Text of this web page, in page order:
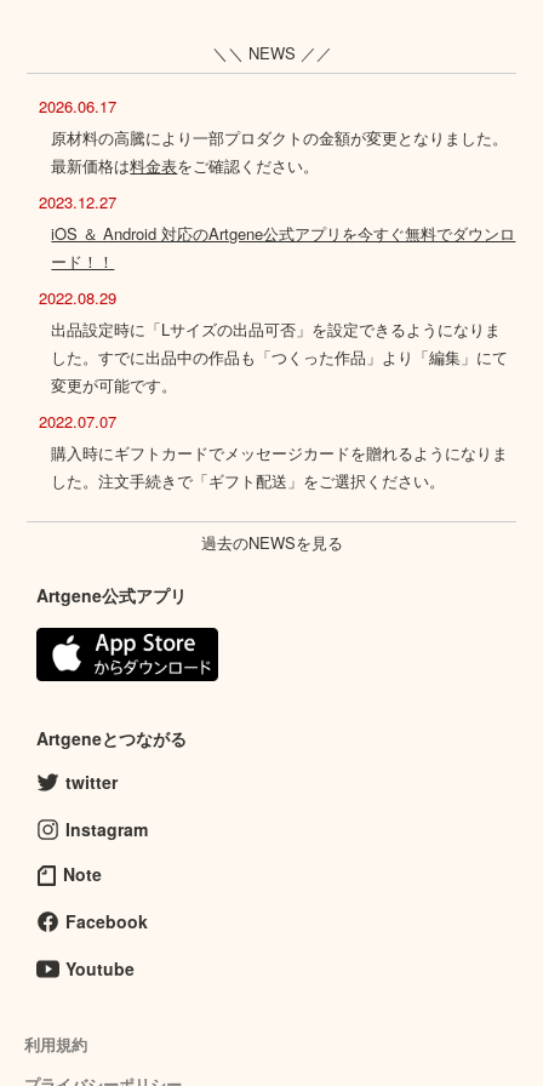
＼＼ NEWS ／／
2026.06.17
原材料の高騰により一部プロダクトの金額が変更となりました。
最新価格は料金表をご確認ください。
2023.12.27
iOS ＆ Android 対応のArtgene公式アプリを今すぐ無料でダウンロ
ード！！
2022.08.29
出品設定時に「Lサイズの出品可否」を設定できるようになりま
した。すでに出品中の作品も「つくった作品」より「編集」にて
変更が可能です。
2022.07.07
購入時にギフトカードでメッセージカードを贈れるようになりま
した。注文手続きで「ギフト配送」をご選択ください。
過去のNEWSを見る
Artgene公式アプリ
Artgeneとつながる
twitter
Instagram
Note
Facebook
Youtube
利用規約